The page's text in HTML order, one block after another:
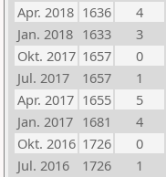
Apr. 2018 1636 4
Jan. 2018 1633 3
Okt. 2017 1657 0
Jul. 2017
1657 1
Apr. 2017 1655 5
Jan. 2017 1681 4
Okt. 2016 1726 0
Jul. 2016
1726 1